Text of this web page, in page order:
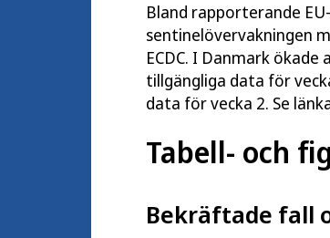
Bland rapporterande
sentinelövervakningen
ECDC. I Danmark
tillgängliga data för
data för vecka 2. Se
Tabell- och
Bekräftade fall